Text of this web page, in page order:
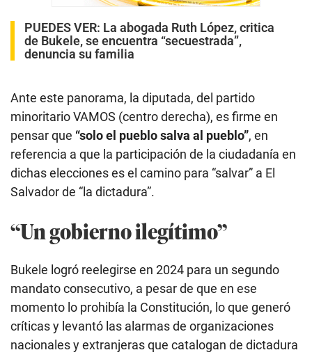
PUEDES VER: La abogada Ruth López, critica
de Bukele, se encuentra “secuestrada”,
denuncia su familia
Ante este panorama, la diputada, del partido
minoritario VAMOS (centro derecha), es firme en
pensar que “solo el pueblo salva al pueblo”, en
referencia a que la participación de la ciudadanía en
dichas elecciones es el camino para “salvar” a El
Salvador de “la dictadura”.
“Un gobierno ilegítimo”
Bukele logró reelegirse en 2024 para un segundo
mandato consecutivo, a pesar de que en ese
momento lo prohibía la Constitución, lo que generó
críticas y levantó las alarmas de organizaciones
nacionales y extranjeras que catalogan de dictadura